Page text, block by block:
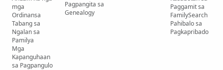
mga
Ordinansa
Tabang sa
Ngalan sa
Pamilya
Mga
Kapanguhaan
sa Pagpangulo
Pagpangita sa
Genealogy
Paggamit sa
FamilySearch
Pahibalo sa
Pagkapribado